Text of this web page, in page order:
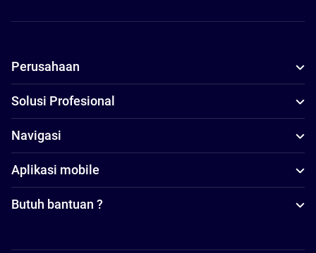
Perusahaan
Solusi Profesional
Navigasi
Aplikasi mobile
Butuh bantuan ?